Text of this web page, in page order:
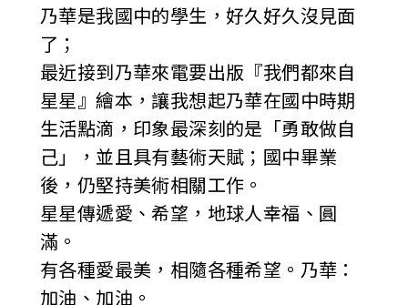
乃華是我國中的學生，好久好久沒見面
了；
最近接到乃華來電要出版『我們都來自
星星』繪本，讓我想起乃華在國中時期
生活點滴，印象最深刻的是「勇敢做自
己」，並且具有藝術天賦；國中畢業
後，仍堅持美術相關工作。
星星傳遞愛、希望，地球人幸福、圓
滿。
有各種愛最美，相隨各種希望。乃華：
加油、加油。